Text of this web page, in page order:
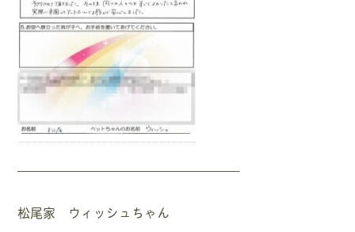
—————————————————–
松尾家 ウィッシュちゃん